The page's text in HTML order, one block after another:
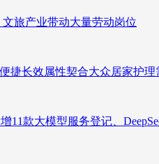
旅产业带动大量劳动岗位
捷长效属性契合大众居家护理
款大模型服务登记、